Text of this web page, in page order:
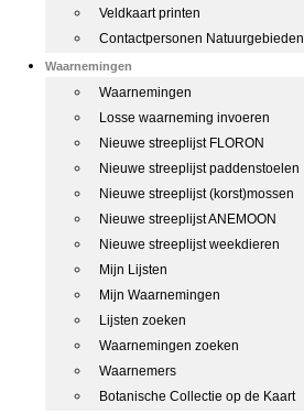
Veldkaart printen
Contactpersonen Natuurgebieden
Waarnemingen
Waarnemingen
Losse waarneming invoeren
Nieuwe streeplijst FLORON
Nieuwe streeplijst paddenstoelen
Nieuwe streeplijst (korst)mossen
Nieuwe streeplijst ANEMOON
Nieuwe streeplijst weekdieren
Mijn Lijsten
Mijn Waarnemingen
Lijsten zoeken
Waarnemingen zoeken
Waarnemers
Botanische Collectie op de Kaart